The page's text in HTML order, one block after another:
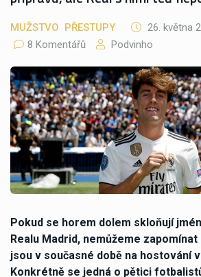
MUŽSTVO PŘESTUPY
26. května
8 Komentářů
Podvinho
Pokud se horem dolem skloňují
Realu Madrid, nemůžeme zapomínat
jsou v současné době na hostování
Konkrétně se jedná o pětici